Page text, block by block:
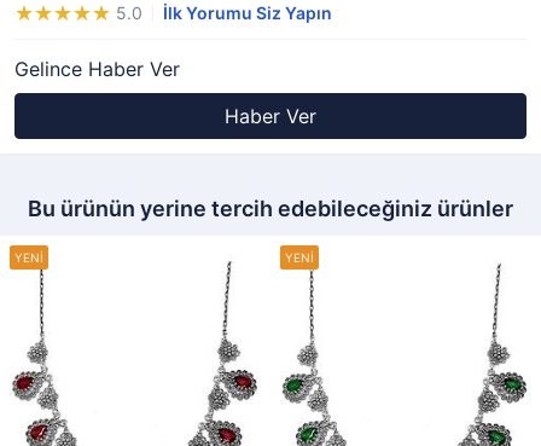
5.0 İlk Yorumu Siz Yapın
Gelince Haber Ver
Haber Ver
Bu ürünün yerine tercih edebileceğiniz ürünler